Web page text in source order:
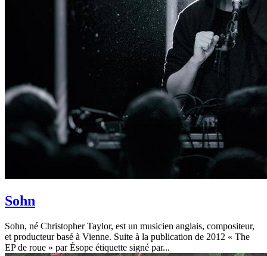
Sohn
Sohn, né Christopher Taylor, est un musicien anglais, compositeur,
et producteur basé à Vienne. Suite à la publication de 2012 « The
EP de roue » par Ésope étiquette signé par...